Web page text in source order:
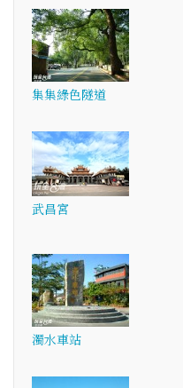
集集綠色隧道
武昌宮
濁水車站